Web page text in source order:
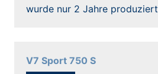
wurde nur 2 Jahre produziert
V7 Sport 750 S